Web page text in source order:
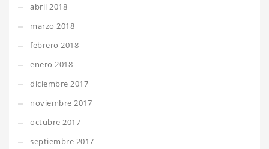
abril 2018
marzo 2018
febrero 2018
enero 2018
diciembre 2017
noviembre 2017
octubre 2017
septiembre 2017